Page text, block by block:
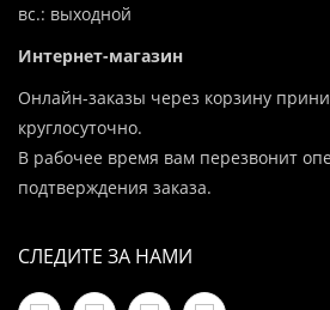
вс.: выходной
Интернет-магазин
Онлайн-заказы через корзину
круглосуточно.
В рабочее время вам перезвонит
подтверждения заказа.
СЛЕДИТЕ ЗА НАМИ